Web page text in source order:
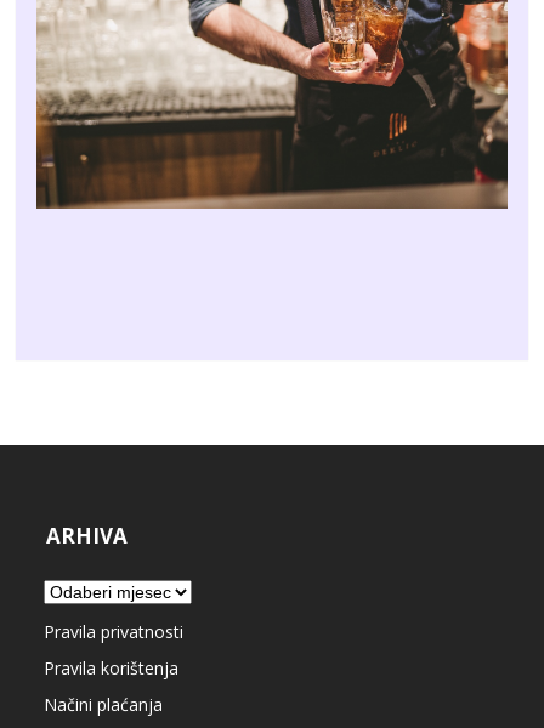
ARHIVA
Arhiva
Pravila privatnosti
Pravila korištenja
Načini plaćanja